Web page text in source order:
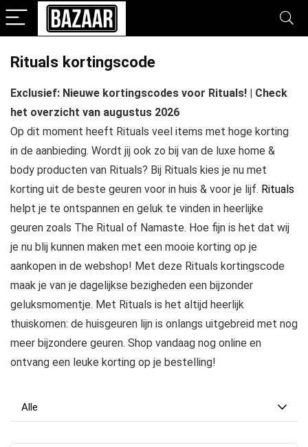
Rituals kortingscode
Exclusief: Nieuwe kortingscodes voor Rituals! | Check
het overzicht van augustus 2026
Op dit moment heeft Rituals veel items met hoge korting
in de aanbieding. Wordt jij ook zo bij van de luxe home &
body producten van Rituals? Bij Rituals kies je nu met
korting uit de beste geuren voor in huis & voor je lijf. Rituals
helpt je te ontspannen en geluk te vinden in heerlijke
geuren zoals The Ritual of Namaste. Hoe fijn is het dat wij
je nu blij kunnen maken met een mooie korting op je
aankopen in de webshop! Met deze Rituals kortingscode
maak je van je dagelijkse bezigheden een bijzonder
geluksmomentje. Met Rituals is het altijd heerlijk
thuiskomen: de huisgeuren lijn is onlangs uitgebreid met nog
meer bijzondere geuren. Shop vandaag nog online en
ontvang een leuke korting op je bestelling!
Alle